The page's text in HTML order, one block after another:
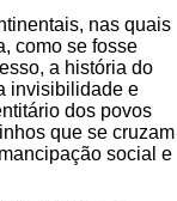
nas quais
como se fosse
a história do
invisibilidade e
dos povos
que se cruzam
social e